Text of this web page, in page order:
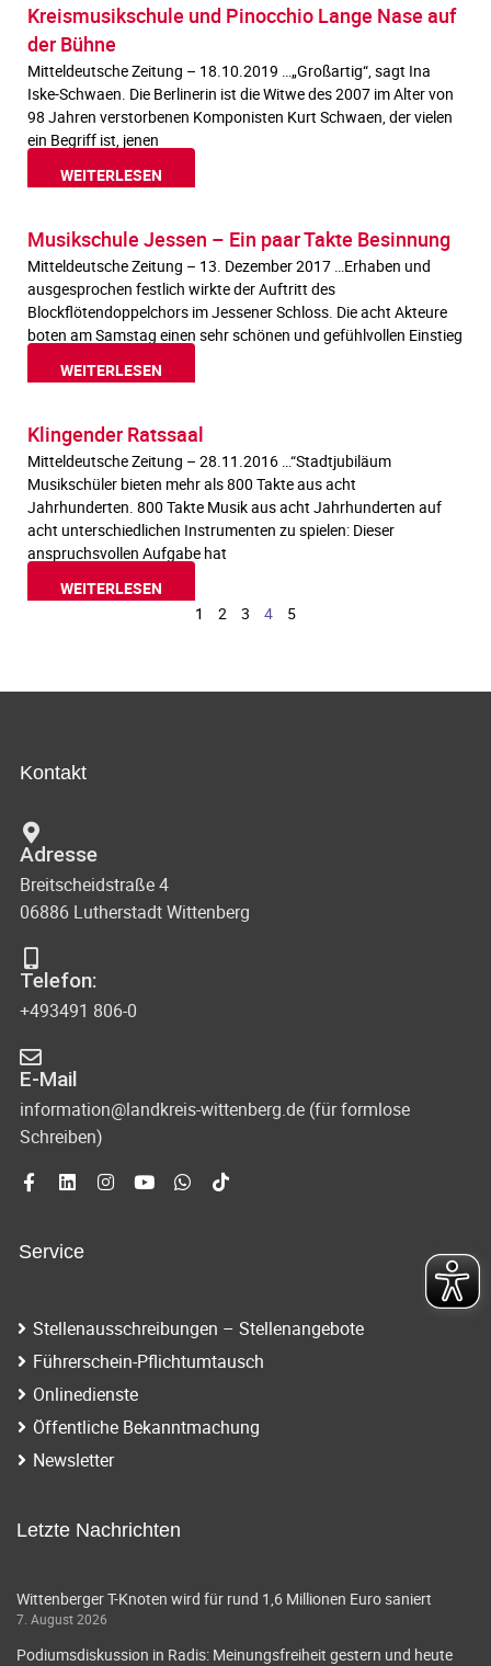
Kreismusikschule und Pinocchio Lange Nase auf
der Bühne
Mitteldeutsche Zeitung – 18.10.2019 …„Großartig“, sagt Ina
Iske-Schwaen. Die Berlinerin ist die Witwe des 2007 im Alter von
98 Jahren verstorbenen Komponisten Kurt Schwaen, der vielen
ein Begriff ist, jenen
WEITERLESEN
Musikschule Jessen – Ein paar Takte Besinnung
Mitteldeutsche Zeitung – 13. Dezember 2017 …Erhaben und
ausgesprochen festlich wirkte der Auftritt des
Blockflötendoppelchors im Jessener Schloss. Die acht Akteure
boten am Samstag einen sehr schönen und gefühlvollen Einstieg
WEITERLESEN
Klingender Ratssaal
Mitteldeutsche Zeitung – 28.11.2016 …“Stadtjubiläum
Musikschüler bieten mehr als 800 Takte aus acht
Jahrhunderten. 800 Takte Musik aus acht Jahrhunderten auf
acht unterschiedlichen Instrumenten zu spielen: Dieser
anspruchsvollen Aufgabe hat
WEITERLESEN
1
2 3 4 5
Kontakt
Adresse
Breitscheidstraße 4
06886 Lutherstadt Wittenberg
Telefon:
+493491 806-0
E-Mail
information@landkreis-wittenberg.de (für formlose
Schreiben)
Service
Stellenausschreibungen – Stellenangebote
Führerschein-Pflichtumtausch
Onlinedienste
Öffentliche Bekanntmachung
Newsletter
Letzte Nachrichten
Wittenberger T-Knoten wird für rund 1,6 Millionen Euro saniert
7. August 2026
Podiumsdiskussion in Radis: Meinungsfreiheit gestern und heute